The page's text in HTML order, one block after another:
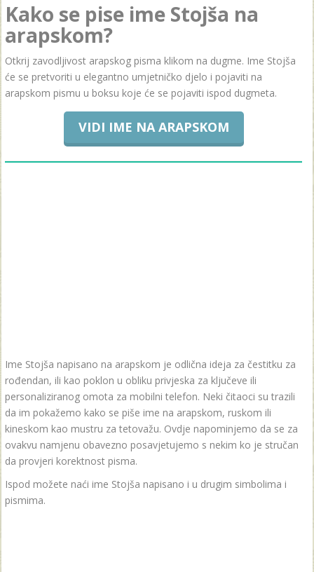
Kako se pise ime Stojša na
arapskom?
Otkrij zavodljivost arapskog pisma klikom na dugme. Ime Stojša
će se pretvoriti u elegantno umjetničko djelo i pojaviti na
arapskom pismu u boksu koje će se pojaviti ispod dugmeta.
VIDI IME NA ARAPSKOM
Ime Stojša napisano na arapskom je odlična ideja za čestitku za
rođendan, ili kao poklon u obliku privjeska za ključeve ili
personaliziranog omota za mobilni telefon. Neki čitaoci su trazili
da im pokažemo kako se piše ime na arapskom, ruskom ili
kineskom kao mustru za tetovažu. Ovdje napominjemo da se za
ovakvu namjenu obavezno posavjetujemo s nekim ko je stručan
da provjeri korektnost pisma.
Ispod možete naći ime Stojša napisano i u drugim simbolima i
pismima.